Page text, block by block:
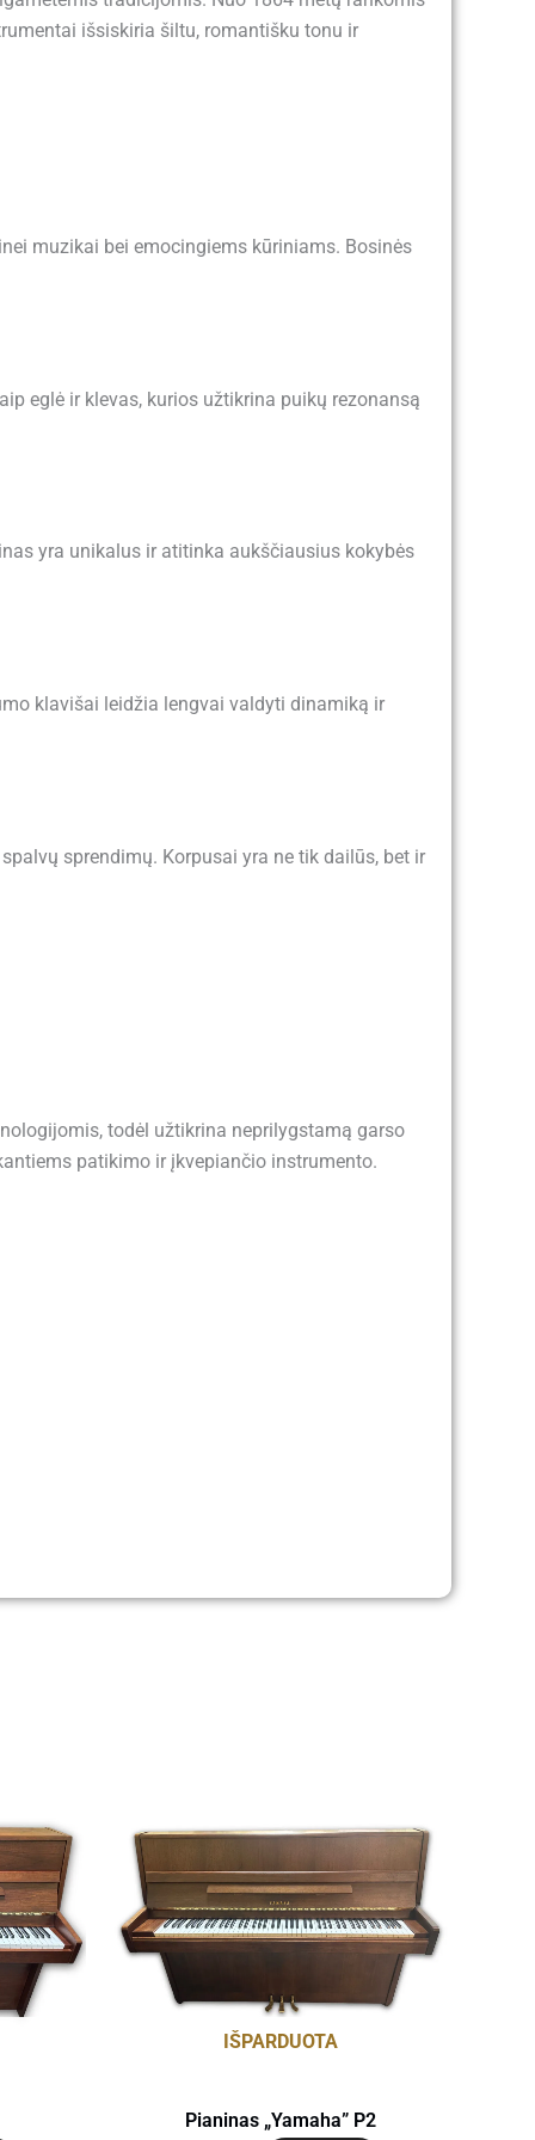
išsiskiria šiltu, romantišku tonu ir
muzikai bei emocingiems kūriniams. Bosinės
eglė ir klevas, kurios užtikrina puikų rezonansą
yra unikalus ir atitinka aukščiausius kokybės
klavišai leidžia lengvai valdyti dinamiką ir
sprendimų. Korpusai yra ne tik dailūs, bet ir
todėl užtikrina neprilygstamą garso
patikimo ir įkvepiančio instrumento.
IŠPARDUOTA
Pianinas „Yamaha” P2